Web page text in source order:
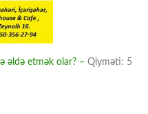
əldə etmək olar? – Qiyməti: 5